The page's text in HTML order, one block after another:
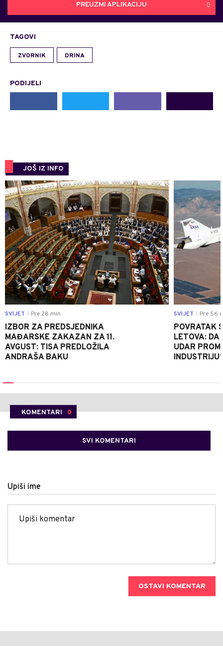
PREUZMI APLIKACIJU
TAGOVI
ZVORNIK DRINA
PODIJELI
JOŠ IZ INFO
0
SVIJET Pre 28 min
IZBOR ZA PREDSJEDNIKA
MAĐARSKE ZAKAZAN ZA 11.
AVGUST: TISA PREDLOŽILA
ANDRAŠA BAKU
SVIJET Pre 56
POVRATAK
LETOVA: DA
UDAR
KOMENTARI 0
SVI KOMENTARI
Upiši ime
OSTAVI KOMENTAR